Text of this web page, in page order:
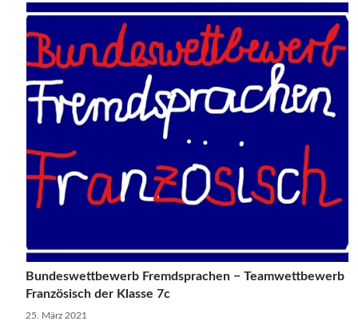
Bundeswettbewerb Fremdsprachen − Teamwettbewerb
Französisch der Klasse 7c
25. März 2021